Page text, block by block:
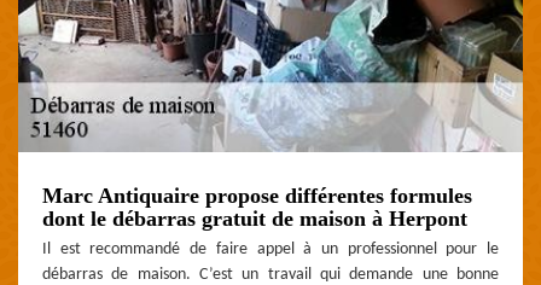
Marc Antiquaire propose différentes formules
dont le débarras gratuit de maison à Herpont
Il est recommandé de faire appel à un professionnel pour le
débarras de maison. C’est un travail qui demande une bonne